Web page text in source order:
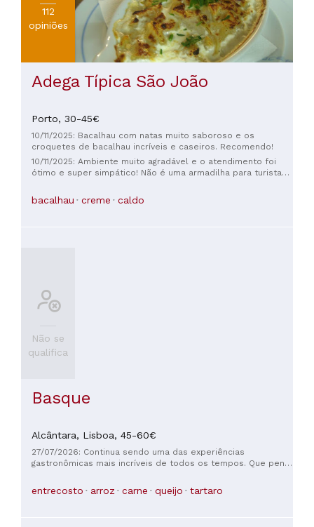
112
opiniões
Adega Típica São João
Porto, 30-45€
10/11/2025: Bacalhau com natas muito saboroso e os
croquetes de bacalhau incríveis e caseiros. Recomendo!
10/11/2025: Ambiente muito agradável e o atendimento foi
ótimo e super simpático! Não é uma armadilha para turistas
com natas!
bacalhau creme caldo
Não se
qualifica
Basque
Alcântara, Lisboa, 45-60€
27/07/2026: Continua sendo uma das experiências
gastronômicas mais incríveis de todos os tempos. Que pena
entrecosto arroz carne queijo tartaro